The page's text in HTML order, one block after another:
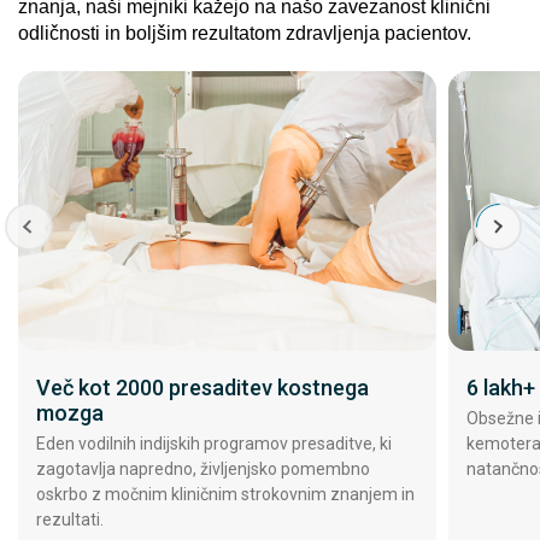
znanja, naši mejniki kažejo na našo zavezanost klinični
odličnosti in boljšim rezultatom zdravljenja pacientov.
Več kot 2000 presaditev kostnega
mozga
Eden vodilnih indijskih programov presaditve, ki
zagotavlja napredno, življenjsko pomembno
oskrbo z močnim kliničnim strokovnim znanjem in
rezultati.
6
Obsežne